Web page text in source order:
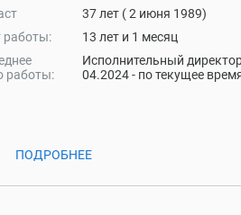
37 лет ( 2 июня 1989)
работы:
13 лет и 1 месяц
работы:
Исполнительный
04.2024 - по текущее
ПОДРОБНЕЕ